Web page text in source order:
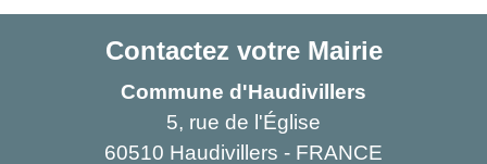
Contactez votre Mairie
Commune d'Haudivillers
5, rue de l'Église
60510 Haudivillers - FRANCE